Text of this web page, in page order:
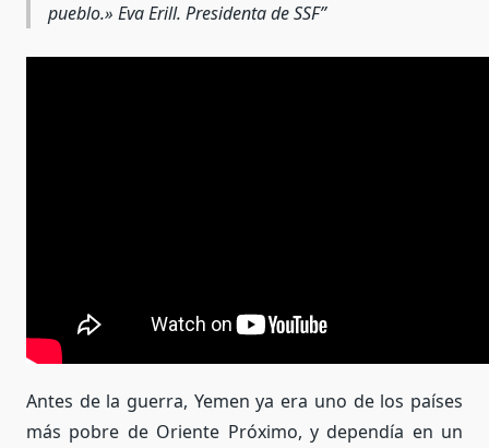
pueblo.» Eva Erill. Presidenta de SSF
Antes de la guerra, Yemen ya era uno de los países
más pobre de Oriente Próximo, y dependía en un